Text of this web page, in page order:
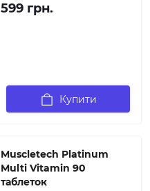
599 грн.
Купити
Muscletech Platinum
Multi Vitamin 90
таблеток